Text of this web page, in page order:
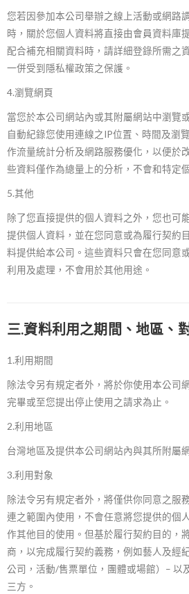
您若因參加本公司舉辦之線上活動或網路
時，關於您個人資料將直接由會員資料庫
配合補充相關資料時，請詳細登錄所需之
一併受到隱私權政策之保護。
4.瀏覽網頁
當您於本公司網站內或其附屬網站中瀏覽
自動紀錄您使用連線之IP位置、時間及瀏
作流量統計分析及網路服務優化，以便於
些資料僅作為總量上的分析，不會和特定
5.其他
除了您直接提供的個人資料之外，您也可
提供個人資料，並在您同意或為履行契約
料提供給本公司。這些資料只會在您同意
利用及處理，不會用於其他用途。
三.資料利用之期間、地區、
1.利用期間
除法令另有規定者外，將於你使用本公司
完畢或至您提出停止使用之請求為止。
2.利用地區
台灣地區及提供本公司網站內與其所附屬
3.利用對象
除法令另有規定者外，將僅供你同意之服
連之範圍內使用，不會任意將您提供的個
作其他目的使用。但基於履行契約目的，
商，以完成履行契約義務，例如藝人及經
公司，活動/售票單位，團體或場館） – 以
三方。